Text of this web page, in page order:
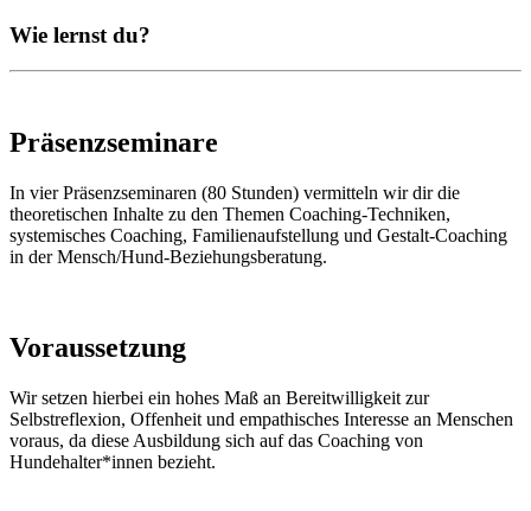
Wie lernst du?
Präsenzseminare
In vier Präsenzseminaren (80 Stunden) vermitteln wir dir die
theoretischen Inhalte zu den Themen Coaching-Techniken,
systemisches Coaching, Familienaufstellung und Gestalt-Coaching
in der Mensch/Hund-Beziehungsberatung.
Voraussetzung
Wir setzen hierbei ein hohes Maß an Bereitwilligkeit zur
Selbstreflexion, Offenheit und empathisches Interesse an Menschen
voraus, da diese Ausbildung sich auf das Coaching von
Hundehalter*innen bezieht.